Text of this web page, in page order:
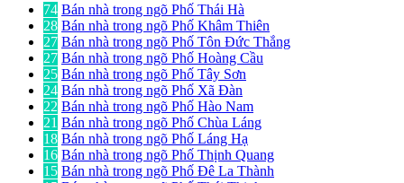
74 Bán nhà trong ngõ Phố Thái Hà
28 Bán nhà trong ngõ Phố Khâm Thiên
27 Bán nhà trong ngõ Phố Tôn Đức Thắng
27 Bán nhà trong ngõ Phố Hoàng Cầu
25 Bán nhà trong ngõ Phố Tây Sơn
24 Bán nhà trong ngõ Phố Xã Đàn
22 Bán nhà trong ngõ Phố Hào Nam
21 Bán nhà trong ngõ Phố Chùa Láng
18 Bán nhà trong ngõ Phố Láng Hạ
16 Bán nhà trong ngõ Phố Thịnh Quang
15 Bán nhà trong ngõ Phố Đê La Thành